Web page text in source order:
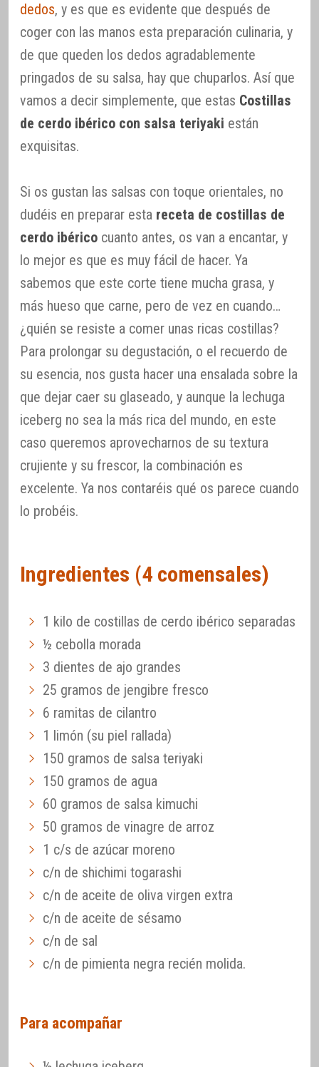
dedos, y es que es evidente que después de
coger con las manos esta preparación culinaria, y
de que queden los dedos agradablemente
pringados de su salsa, hay que chuparlos. Así que
vamos a decir simplemente, que estas Costillas
de cerdo ibérico con salsa teriyaki están
exquisitas.
Si os gustan las salsas con toque orientales, no
dudéis en preparar esta receta de costillas de
cerdo ibérico cuanto antes, os van a encantar, y
lo mejor es que es muy fácil de hacer. Ya
sabemos que este corte tiene mucha grasa, y
más hueso que carne, pero de vez en cuando…
¿quién se resiste a comer unas ricas costillas?
Para prolongar su degustación, o el recuerdo de
su esencia, nos gusta hacer una ensalada sobre la
que dejar caer su glaseado, y aunque la lechuga
iceberg no sea la más rica del mundo, en este
caso queremos aprovecharnos de su textura
crujiente y su frescor, la combinación es
excelente. Ya nos contaréis qué os parece cuando
lo probéis.
Ingredientes (4 comensales)
1 kilo de costillas de cerdo ibérico separadas
½ cebolla morada
3 dientes de ajo grandes
25 gramos de jengibre fresco
6 ramitas de cilantro
1 limón (su piel rallada)
150 gramos de salsa teriyaki
150 gramos de agua
60 gramos de salsa kimuchi
50 gramos de vinagre de arroz
1 c/s de azúcar moreno
c/n de shichimi togarashi
c/n de aceite de oliva virgen extra
c/n de aceite de sésamo
c/n de sal
c/n de pimienta negra recién molida.
Para acompañar